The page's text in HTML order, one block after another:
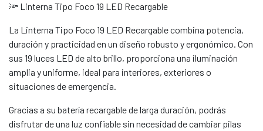
🔦 Linterna Tipo Foco 19 LED Recargable
La Linterna Tipo Foco 19 LED Recargable combina potencia,
duración y practicidad en un diseño robusto y ergonómico. Con
sus 19 luces LED de alto brillo, proporciona una iluminación
amplia y uniforme, ideal para interiores, exteriores o
situaciones de emergencia.
Gracias a su batería recargable de larga duración, podrás
disfrutar de una luz confiable sin necesidad de cambiar pilas